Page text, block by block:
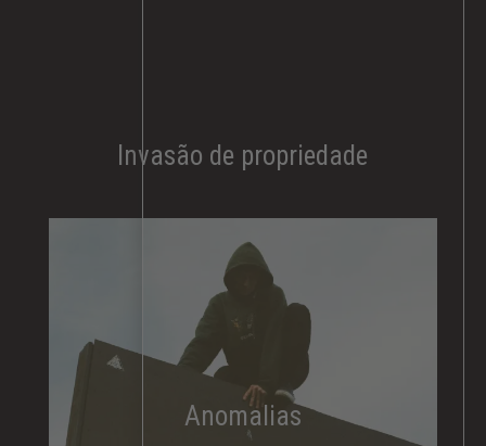
Invasão de propriedade
Anomalias